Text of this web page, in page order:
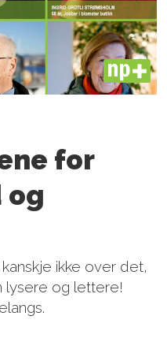
PLUS
for
og
ikke over det,
lysere og lettere!